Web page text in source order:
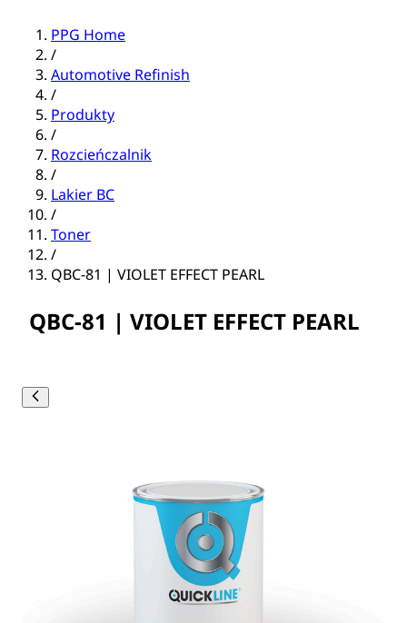
PPG Home
/
Automotive Refinish
/
Produkty
/
Rozcieńczalnik
/
Lakier BC
/
Toner
/
QBC-81 | VIOLET EFFECT PEARL
QBC-81 | VIOLET EFFECT PEARL